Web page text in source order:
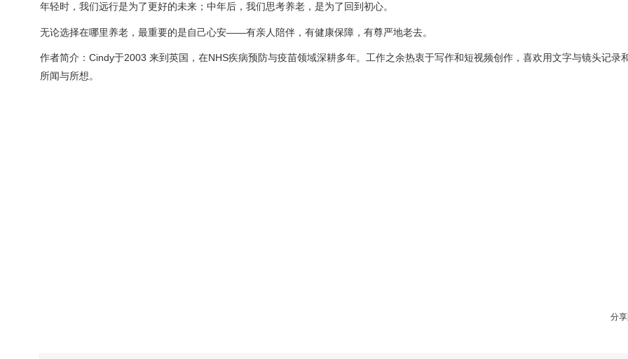
年轻时，我们远行是为了更好的未来；中年后，我们思考养老，是为了回到初心。
无论选择在哪里养老，最重要的是自己心安——有亲人陪伴，有健康保障，有尊严地老去。
作者简介：Cindy于2003 来到英国，在NHS疾病预防与疫苗领域深耕多年。工作之余热衷于写作和短视频创作，喜欢用文字与镜头记录
所闻与所想。
分